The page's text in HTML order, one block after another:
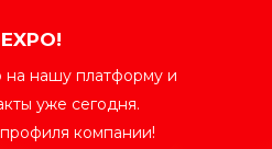
нашу платформу и
уже сегодня.
компании!